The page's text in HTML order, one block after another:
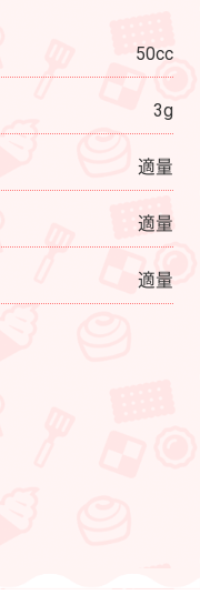
50cc
3g
適量
適量
適量